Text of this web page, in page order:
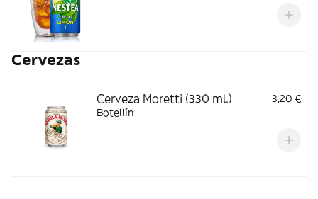
Cervezas
Cerveza Moretti (330 ml.)
3,20 €
Botellín